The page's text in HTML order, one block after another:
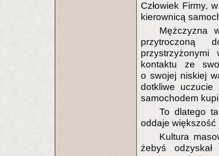
Człowiek Firmy,
kierownicą
Mężczyzna
przytroczoną
kontaktu ze
o swojej niskiej
dotkliwe uczucie
samochodem
To dlatego
oddaje większość
Kultura
żebyś